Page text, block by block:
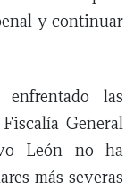
y continuar
las
General
León no ha
más severas